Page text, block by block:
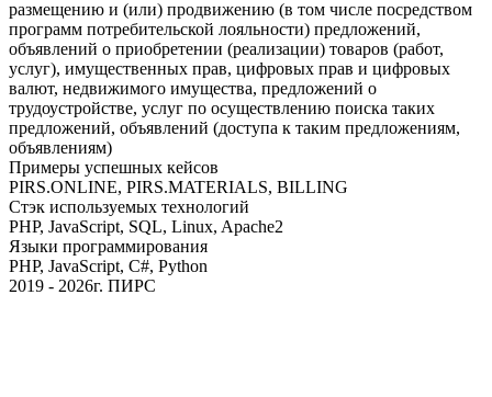
размещению и (или) продвижению (в том числе посредством
программ потребительской лояльности) предложений,
объявлений о приобретении (реализации) товаров (работ,
услуг), имущественных прав, цифровых прав и цифровых
валют, недвижимого имущества, предложений о
трудоустройстве, услуг по осуществлению поиска таких
предложений, объявлений (доступа к таким предложениям,
объявлениям)
Примеры успешных кейсов
PIRS.ONLINE, PIRS.MATERIALS, BILLING
Стэк используемых технологий
PHP, JavaScript, SQL, Linux, Apache2
Языки программирования
PHP, JavaScript, C#, Python
2019 - 2026г. ПИРС